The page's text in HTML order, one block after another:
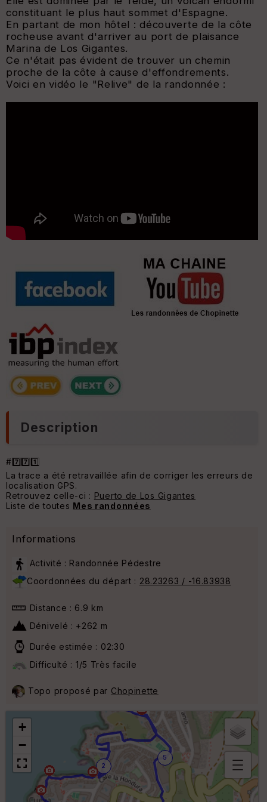
constituant le plus haut sommet d'Espagne.
En partant de mon hôtel : découverte de la côte
rocheuse avant d'arriver au port de plaisance
Marina de Los Gigantes.
Ce n'était pas évident de trouver un chemin
proche de la côte à cause d'effondrements.
Voici en vidéo le "Relive" de la randonnée :
Description
#7️⃣7️⃣1️⃣
La trace a été retravaillée afin de corriger les erreurs de
localisation GPS.
Retrouvez celle-ci : Puerto de Los Gigantes
Liste de toutes Mes randonnées
Informations
Activité : Randonnée Pédestre
Coordonnées du départ : 28.23263 / -16.83938
Distance : 6.9 km
Dénivelé : +262 m
Durée estimée : 02:30
Difficulté : 1/5 Très facile
Topo proposé par Chopinette
2
5
+
−
B
or